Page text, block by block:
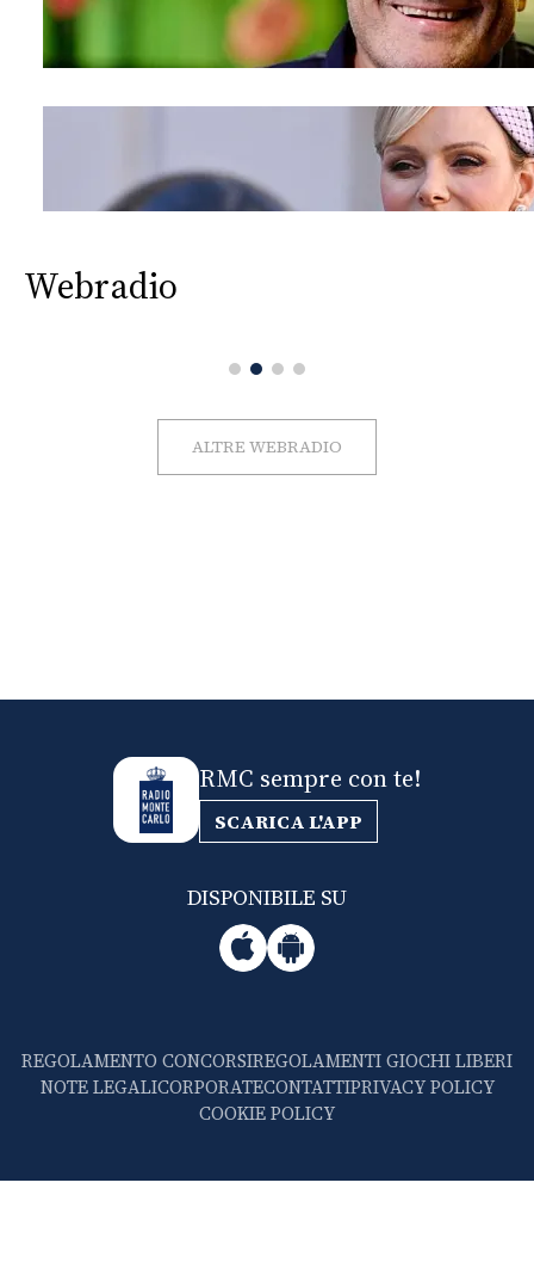
Webradio
ALTRE WEBRADIO
RMC sempre con te!
SCARICA L'APP
DISPONIBILE SU
REGOLAMENTO CONCORSIREGOLAMENTI GIOCHI LIBERI
NOTE LEGALICORPORATECONTATTIPRIVACY POLICY
COOKIE POLICY